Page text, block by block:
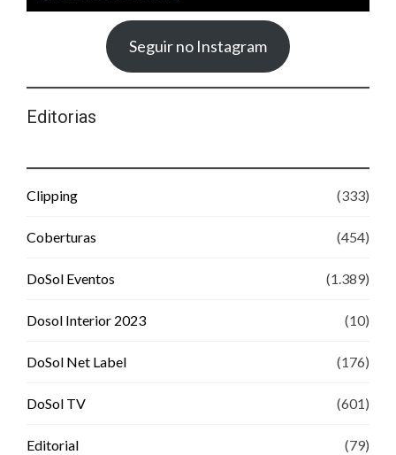
Seguir no Instagram
Editorias
Clipping (333)
Coberturas (454)
DoSol Eventos (1.389)
Dosol Interior 2023 (10)
DoSol Net Label (176)
DoSol TV (601)
Editorial (79)